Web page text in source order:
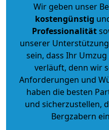
Wir geben unser
kostengünstig
Professionalität
unserer
sein, dass Ihr Umzug
verläuft, denn wir
Anforderungen und
haben die besten
und sicherzustellen,
Bergzabern